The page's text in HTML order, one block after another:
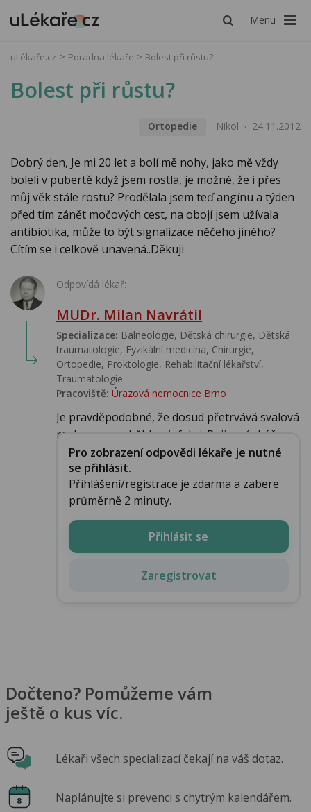
Menu
uLékaře.cz Poradna lékaře Bolest při růstu?
Bolest při růstu?
Ortopedie Nikol 24.11.2012
Dobrý den, Je mi 20 let a bolí mě nohy, jako mě vždy
boleli v pubertě když jsem rostla, je možné, že i přes
můj věk stále rostu? Prodělala jsem teď angínu a týden
před tím zánět močových cest, na obojí jsem užívala
antibiotika, může to být signalizace něčeho jiného?
Cítím se i celkově unavená..Děkuji
Odpovídá lékař:
MUDr. Milan Navrátil
Specializace: Balneologie, Dětská chirurgie, Dětská
traumatologie, Fyzikální medicína, Chirurgie,
Ortopedie, Proktologie, Rehabilitační lékařství‎,
Traumatologie
Pracoviště: Úrazová nemocnice Brno
Je pravděpodobné, že dosud přetrvává svalová
reakce na proběhlou infekci. Pojivová tkáň ...
Pro zobrazení odpovědi lékaře je nutné
se přihlásit.
Přihlášení/registrace je zdarma a zabere
průměrně 2 minuty.
Přihlásit se
Zaregistrovat
Dočteno? Pomůžeme vám
ještě o kus víc.
Lékaři všech specializací čekají na váš dotaz.
Naplánujte si prevenci s chytrým kalendářem.